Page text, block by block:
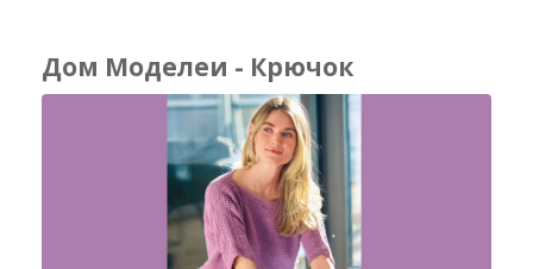
Дом Моделеи - Крючок